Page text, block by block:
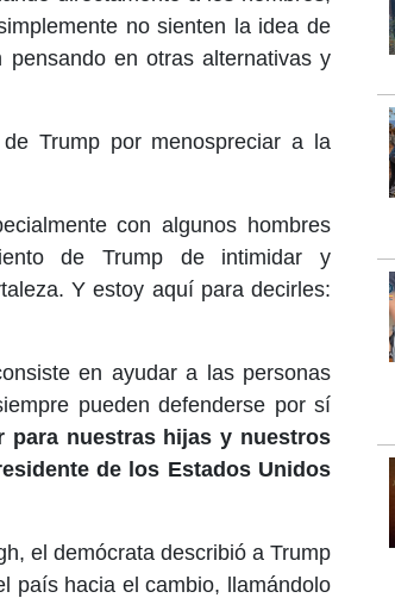
no sienten la idea de
en otras alternativas y
Trump por menospreciar a la
con algunos hombres
de Trump de intimidar y
Y estoy aquí para decirles:
en ayudar a las personas
pueden defenderse por sí
para nuestras hijas y nuestros
de los Estados Unidos
el demócrata describió a Trump
país hacia el cambio, llamándolo